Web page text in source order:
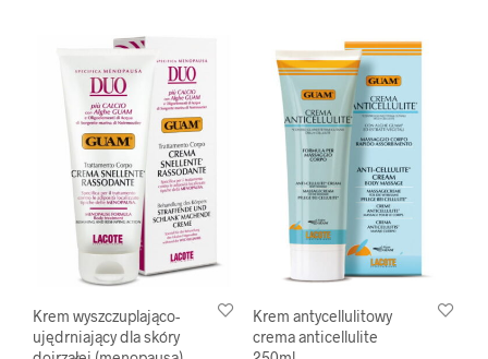
Krem wyszczuplająco-
ujędrniający dla skóry
Krem antycellulitowy
crema anticellulite